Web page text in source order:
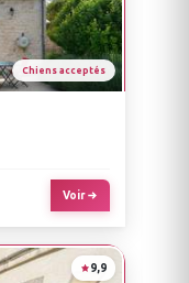
Chiens acceptés
Voir
9,9